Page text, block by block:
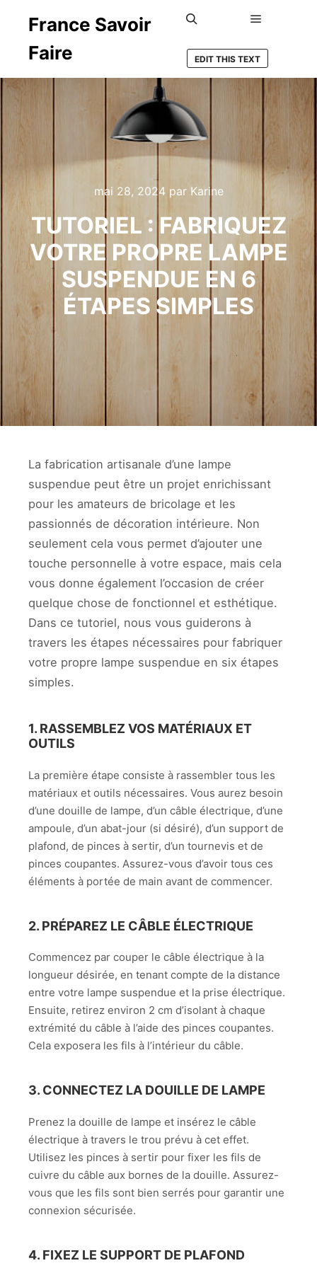
France Savoir
Faire
EDIT THIS TEXT
mai 28, 2024 par Karine
TUTORIEL : FABRIQUEZ
VOTRE PROPRE LAMPE
SUSPENDUE EN 6
ÉTAPES SIMPLES
La fabrication artisanale d’une lampe
suspendue peut être un projet enrichissant
pour les amateurs de bricolage et les
passionnés de décoration intérieure. Non
seulement cela vous permet d’ajouter une
touche personnelle à votre espace, mais cela
vous donne également l’occasion de créer
quelque chose de fonctionnel et esthétique.
Dans ce tutoriel, nous vous guiderons à
travers les étapes nécessaires pour fabriquer
votre propre lampe suspendue en six étapes
simples.
1. RASSEMBLEZ VOS MATÉRIAUX ET
OUTILS
La première étape consiste à rassembler tous les
matériaux et outils nécessaires. Vous aurez besoin
d’une douille de lampe, d’un câble électrique, d’une
ampoule, d’un abat-jour (si désiré), d’un support de
plafond, de pinces à sertir, d’un tournevis et de
pinces coupantes. Assurez-vous d’avoir tous ces
éléments à portée de main avant de commencer.
2. PRÉPAREZ LE CÂBLE ÉLECTRIQUE
Commencez par couper le câble électrique à la
longueur désirée, en tenant compte de la distance
entre votre lampe suspendue et la prise électrique.
Ensuite, retirez environ 2 cm d’isolant à chaque
extrémité du câble à l’aide des pinces coupantes.
Cela exposera les fils à l’intérieur du câble.
3. CONNECTEZ LA DOUILLE DE LAMPE
Prenez la douille de lampe et insérez le câble
électrique à travers le trou prévu à cet effet.
Utilisez les pinces à sertir pour fixer les fils de
cuivre du câble aux bornes de la douille. Assurez-
vous que les fils sont bien serrés pour garantir une
connexion sécurisée.
4. FIXEZ LE SUPPORT DE PLAFOND